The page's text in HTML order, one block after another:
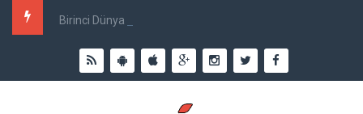
Birinci Dünya Savaşı`nda Ne Kadar İnsan Öldü?